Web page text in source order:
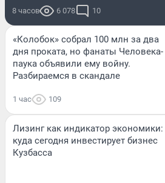
8 часов 6 078 10
«Колобок» собрал 100 млн за два
дня проката, но фанаты Человека-
паука объявили ему войну.
Разбираемся в скандале
1 час 109
Лизинг как индикатор экономики:
куда сегодня инвестирует бизнес
Кузбасса